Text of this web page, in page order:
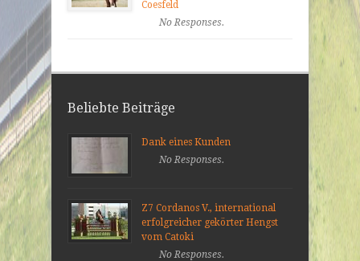
Coesfeld
No Responses.
Beliebte Beiträge
Dank eines Kunden
No Responses.
Z7 Cordanos V., international
erfolgreicher gekörter Hengst
vom Catoki
No Responses.